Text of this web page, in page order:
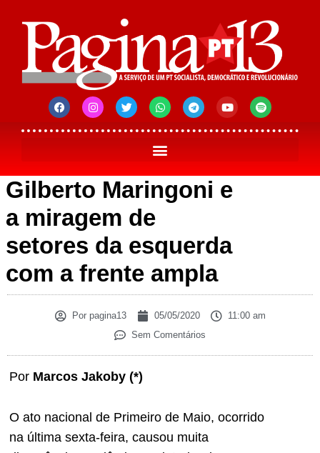
Gilberto Maringoni e
a miragem de
setores da esquerda
com a frente ampla
Porpagina13 05/05/2020
11:00 am
Sem Comentários
Por Marcos Jakoby (*)
O ato nacional de Primeiro de Maio, ocorrido
na última sexta-feira, causou muita